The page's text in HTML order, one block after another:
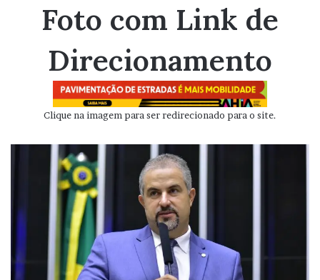
mail
Foto com Link de
Direcionamento
Clique na imagem para ser redirecionado para o site.